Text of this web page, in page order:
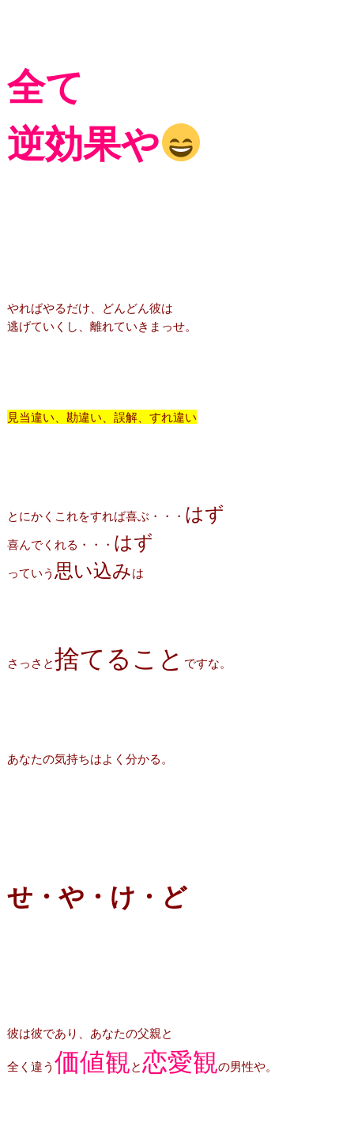
全て
逆効果や
やればやるだけ、どんどん彼は
逃げていくし、離れていきまっせ。
見当違い、勘違い、誤解、すれ違い
とにかくこれをすれば喜ぶ・・・ はず
喜んでくれる・・・ はず
っていう 思い込みは
さっさと捨てること ですな。
あなたの気持ちはよく分かる。
せ・や・け・ど
彼は彼であり、あなたの父親と
全く違う 価値観と 恋愛観の男性や。